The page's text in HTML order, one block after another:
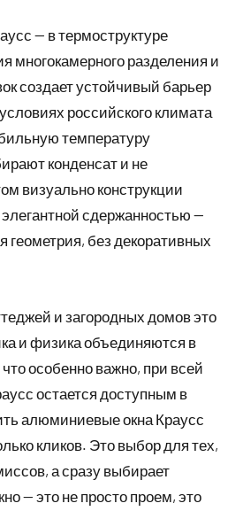
— в термоструктуре
многокамерного разделения и
создает устойчивый барьер
российского климата
температуру
конденсат и не
визуально конструкции
сдержанностью —
без декоративных
и загородных домов это
и физика объединяются в
особенно важно, при всей
остается доступным в
алюминиевые окна Краусс
кликов. Это выбор для тех,
а сразу выбирает
— это не просто проем, это